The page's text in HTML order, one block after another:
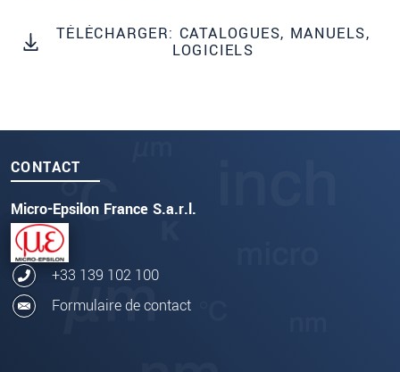
TÉLÉCHARGER: CATALOGUES, MANUELS,
LOGICIELS
CONTACT
Micro-Epsilon France S.a.r.l.
+33 139 102 100
Formulaire de contact